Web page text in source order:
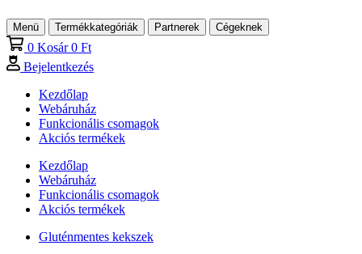
Menü Termékkategóriák Partnerek Cégeknek
0 Kosár0 Ft
Bejelentkezés
Kezdőlap
Webáruház
Funkcionális csomagok
Akciós termékek
Kezdőlap
Webáruház
Funkcionális csomagok
Akciós termékek
Gluténmentes kekszek